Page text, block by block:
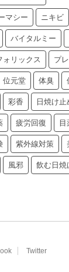
マシー ニキビ
バイタルミー
ォリックス プ
位元堂 体臭
彩香 日焼け止
疲労回復 目
紫外線対策
風邪 飲む日焼
Twitter